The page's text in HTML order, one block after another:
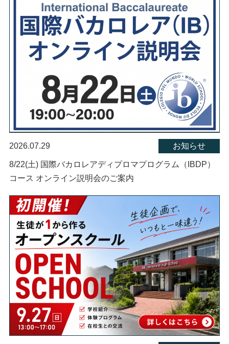
2026.07.29 お知らせ
8/22(土) 国際バカロレアディプロマプログラム（IBDP）
コース オンライン説明会のご案内